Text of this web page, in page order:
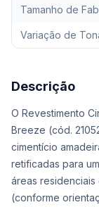
Tamanho de
Variação de
Descrição
O Revestimento
Breeze (cód.
cimentício
retificadas para
áreas residenciais
(conforme